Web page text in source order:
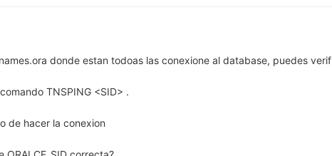
donde estan todoas las conexione al database, puedes
TNSPING <SID> .
de hacer la conexion